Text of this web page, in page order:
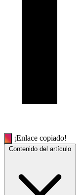
¡Enlace copiado!
Contenido del artículo